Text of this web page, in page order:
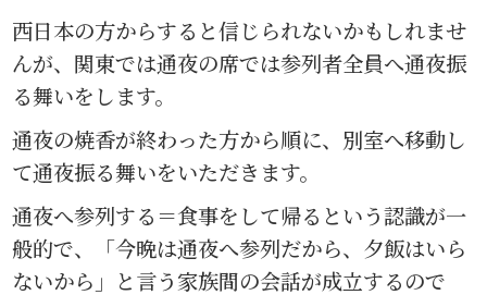
西日本の方からすると信じられないかもしれませ
んが、関東では通夜の席では参列者全員へ通夜振
る舞いをします。
通夜の焼香が終わった方から順に、別室へ移動し
て通夜振る舞いをいただきます。
通夜へ参列する＝食事をして帰るという認識が一
般的で、「今晩は通夜へ参列だから、夕飯はいら
ないから」と言う家族間の会話が成立するので